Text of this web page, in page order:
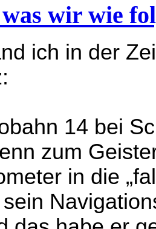
wir wie
ich in der
14 bei
zum
in die